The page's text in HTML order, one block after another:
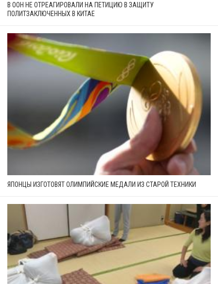
В ООН НЕ ОТРЕАГИРОВАЛИ НА ПЕТИЦИЮ В ЗАЩИТУ
ПОЛИТЗАКЛЮЧЕННЫХ В КИТАЕ
ЯПОНЦЫ ИЗГОТОВЯТ ОЛИМПИЙСКИЕ МЕДАЛИ ИЗ СТАРОЙ ТЕХНИКИ